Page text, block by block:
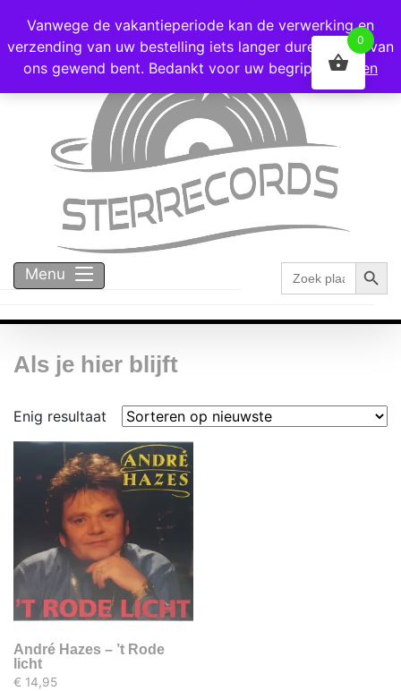
Voor 16:00 besteld = vandaag verzonden!
Menu
Zoek
naar:
Als je hier blijft
Enig resultaat
André Hazes – ’t Rode
licht
€ 14,95
Vanwege de vakantieperiode kan de verwerking en
verzending van uw bestelling iets langer duren dan u van
ons gewend bent. Bedankt voor uw begrip!
Negeren
0